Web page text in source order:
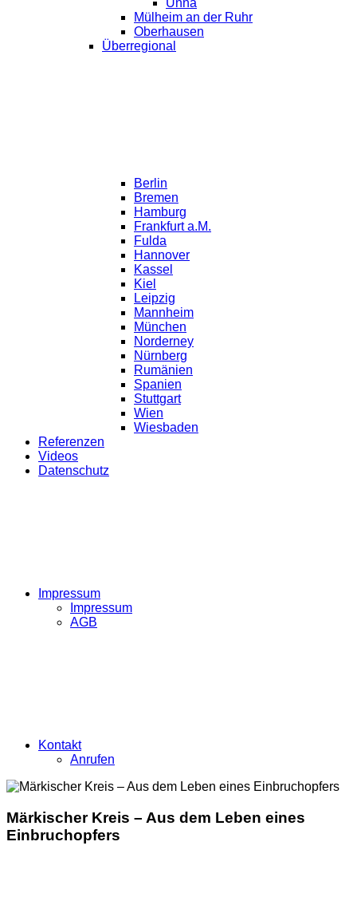
Unna
Mülheim an der Ruhr
Oberhausen
Überregional
Berlin
Bremen
Hamburg
Frankfurt a.M.
Fulda
Hannover
Kassel
Kiel
Leipzig
Mannheim
München
Norderney
Nürnberg
Rumänien
Spanien
Stuttgart
Wien
Wiesbaden
Referenzen
Videos
Datenschutz
Impressum
Impressum
AGB
Kontakt
Anrufen
Märkischer Kreis – Aus dem Leben eines
Einbruchopfers